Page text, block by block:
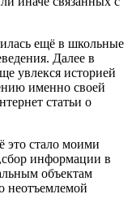
ещё в школьные
Далее в
увлекся историей
именно своей
статьи о
это стало моими
информации в
объектам
неотъемлемой